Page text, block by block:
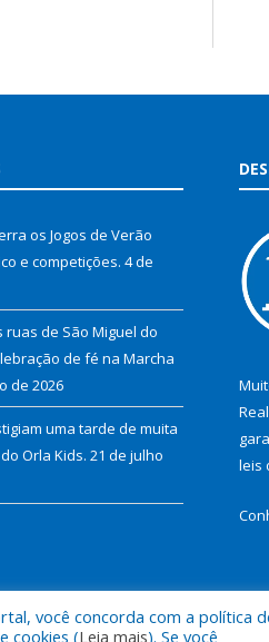
os Jogos de Verão
e competições. 4 de
de São Miguel do
de fé na Marcha
de 2026
uma tarde de muita
Orla Kids. 21 de julho
leis
Mapa do Site
você concorda com a política
cookies (Leia mais). Se você